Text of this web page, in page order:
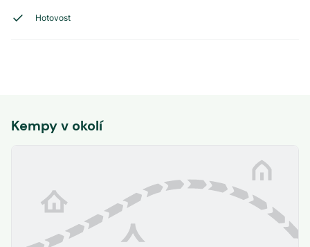
Hotovost
Kempy v okolí